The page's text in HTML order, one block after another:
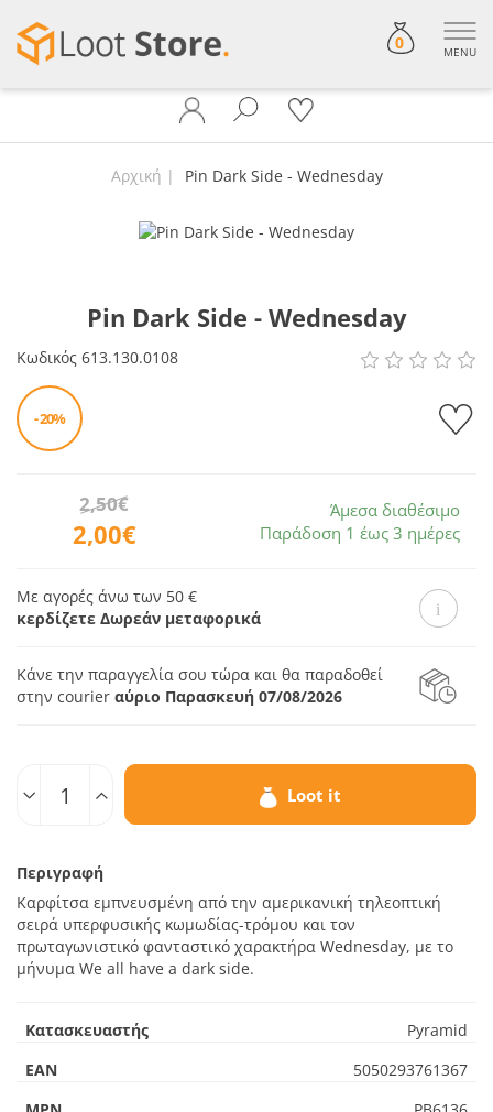
0 MENU
Αρχική Pin Dark Side - Wednesday
Pin Dark Side - Wednesday
Κωδικός 613.130.0108
- 20%
2,00€
2,50€
Άμεσα διαθέσιμο
Παράδοση 1 έως 3 ημέρες
Με αγορές άνω των 50 €
κερδίζετε Δωρεάν μεταφορικά
Κάνε την παραγγελία σου τώρα και θα παραδοθεί
στην courier αύριο Παρασκευή 07/08/2026
Loot it
Περιγραφή
Καρφίτσα εμπνευσμένη από την αμερικανική τηλεοπτική
σειρά υπερφυσικής κωμωδίας-τρόμου και τον
πρωταγωνιστικό φανταστικό χαρακτήρα Wednesday, με το
μήνυμα We all have a dark side.
Κατασκευαστής
Pyramid
EAN
5050293761367